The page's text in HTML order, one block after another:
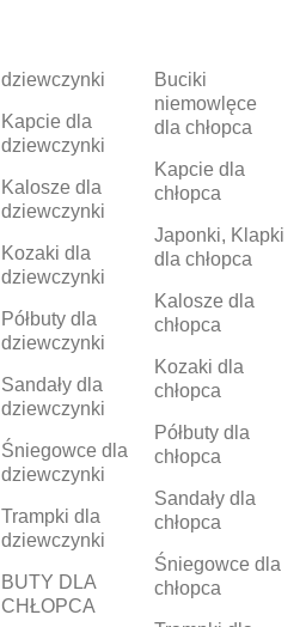
dziewczynki
Kapcie dla
dziewczynki
Kalosze dla
dziewczynki
Kozaki dla
dziewczynki
Półbuty dla
dziewczynki
Sandały dla
dziewczynki
Śniegowce dla
dziewczynki
Trampki dla
dziewczynki
BUTY DLA
CHŁOPCA
Buciki
niemowlęce
dla chłopca
Kapcie dla
chłopca
Japonki, Klapki
dla chłopca
Kalosze dla
chłopca
Kozaki dla
chłopca
Półbuty dla
chłopca
Sandały dla
chłopca
Śniegowce dla
chłopca